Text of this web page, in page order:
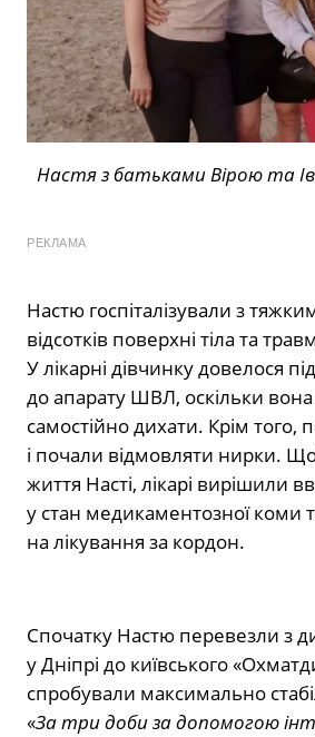
Настя з батьками Вірою та
РЕКЛАМА
Настю госпіталізували з
відсотків поверхні тіла та
У лікарні дівчинку довелося
до апарату ШВЛ, оскільки
самостійно дихати. Крім того,
і почали відмовляти нирки.
життя Насті, лікарі вирішили
у стан медикаментозної коми
на лікування за кордон.
Спочатку Настю перевезли з
у Дніпрі до київського
спробували максимально
«За три доби за допомогою